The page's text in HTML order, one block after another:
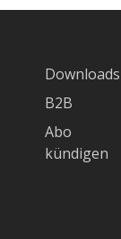
Downloads
B2B
Abo
kündigen